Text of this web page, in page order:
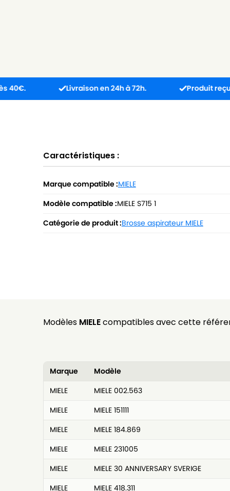
Livraison en 24h à 72h. Produit reçu
Caractéristiques :
Marque compatible :MIELE
Modèle compatible :MIELE S715 1
Catégorie de produit :Brosse aspirateur MIELE
Modèles MIELEcompatibles avec cette
Marque
Modèle
MIELE
MIELE 002.563
MIELE
MIELE 151111
MIELE
MIELE 184.869
MIELE
MIELE 231005
MIELE
MIELE 30 ANNIVERSARY SVERIGE
MIELE
MIELE 418.311